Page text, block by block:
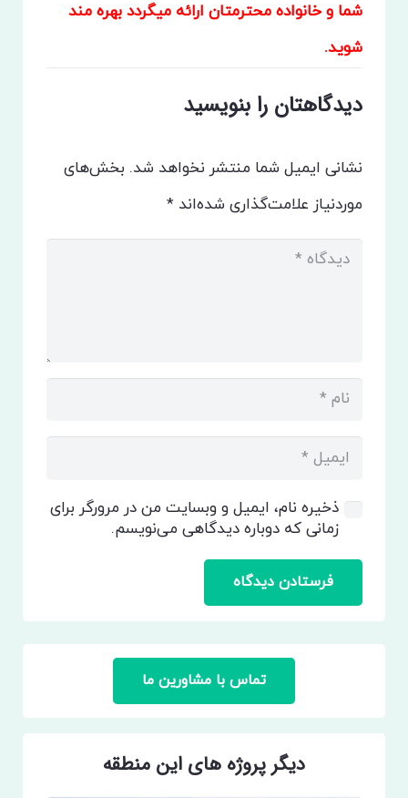
شما و خانواده محترمتان ارائه میگردد بهره مند
شوید.
دیدگاهتان را بنویسید
نشانی ایمیل شما منتشر نخواهد شد. بخش‌های
موردنیاز علامت‌گذاری شده‌اند*
ذخیره نام، ایمیل و وبسایت من در مرورگر برای
زمانی که دوباره دیدگاهی می‌نویسم.
فرستادن دیدگاه
تماس با مشاورین ما
دیگر پروژه های این منطقه